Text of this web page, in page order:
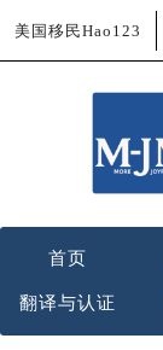
美国移民Hao123
首页
翻译与认证